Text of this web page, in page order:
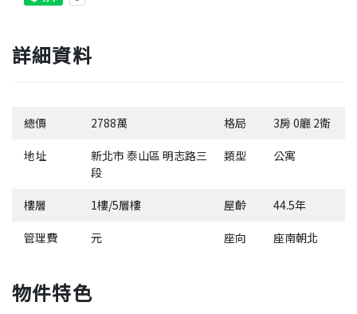
詳細資料
總價 2788萬 格局 3房 0廳 2衛
地址
新北市 泰山區 明志路三
段
類型 公寓
樓層 1樓/5層樓 屋齡 44.5年
管理費 元 座向 座南朝北
物件特色